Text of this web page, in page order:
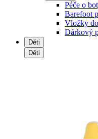
Péče o
Barefoot
Vložky
Dárkový
Děti
Děti